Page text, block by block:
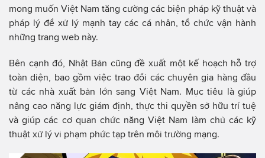
mong muốn Việt Nam tăng cường các biện pháp kỹ thuật và
pháp lý để xử lý mạnh tay các cá nhân, tổ chức vận hành
những trang web này.
Bên cạnh đó, Nhật Bản cũng đề xuất một kế hoạch hỗ trợ
toàn diện, bao gồm việc trao đổi các chuyên gia hàng đầu
từ các nhà xuất bản lớn sang Việt Nam. Mục tiêu là giúp
nâng cao năng lực giám định, thực thi quyền sở hữu trí tuệ
và giúp các cơ quan chức năng Việt Nam làm chủ các kỹ
thuật xử lý vi phạm phức tạp trên môi trường mạng.